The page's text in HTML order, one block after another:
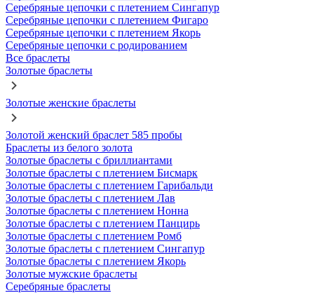
Серебряные цепочки с плетением Сингапур
Серебряные цепочки с плетением Фигаро
Серебряные цепочки с плетением Якорь
Серебряные цепочки с родированием
Все браслеты
Золотые браслеты
Золотые женские браслеты
Золотой женский браслет 585 пробы
Браслеты из белого золота
Золотые браслеты с бриллиантами
Золотые браслеты с плетением Бисмарк
Золотые браслеты с плетением Гарибальди
Золотые браслеты с плетением Лав
Золотые браслеты с плетением Нонна
Золотые браслеты с плетением Панцирь
Золотые браслеты с плетением Ромб
Золотые браслеты с плетением Сингапур
Золотые браслеты с плетением Якорь
Золотые мужские браслеты
Серебряные браслеты